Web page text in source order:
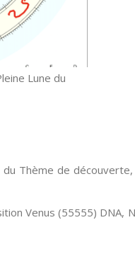
Lune du
du Thème de découverte,
Venus (55555) DNA,